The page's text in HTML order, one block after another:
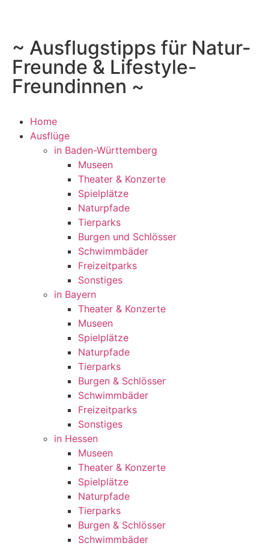
~ Ausflugstipps für Natur-
Freunde & Lifestyle-
Freundinnen ~
Home
Ausflüge
in Baden-Württemberg
Museen
Theater & Konzerte
Spielplätze
Naturpfade
Tierparks
Burgen und Schlösser
Schwimmbäder
Freizeitparks
Sonstiges
in Bayern
Theater & Konzerte
Museen
Spielplätze
Naturpfade
Tierparks
Burgen & Schlösser
Schwimmbäder
Freizeitparks
Sonstiges
in Hessen
Museen
Theater & Konzerte
Spielplätze
Naturpfade
Tierparks
Burgen & Schlösser
Schwimmbäder